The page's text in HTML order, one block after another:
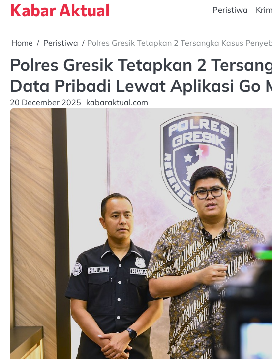
SkipKabar Aktual Peristiwa
Home Peristiwa Polres Gresik Tetapkan 2 Tersangka Kasus
Polres Gresik Tetapkan 2
Data Pribadi Lewat Aplikasi Go
20 December 2025 kabaraktual.com